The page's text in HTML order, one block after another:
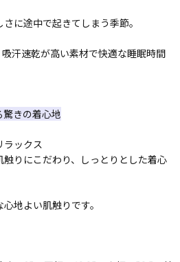
に途中で起きてしまう季節。
汗速乾が高い素材で快適な睡眠時間
きの着心地
ラックス
りにこだわり、しっとりとした着心
地よい肌触りです。